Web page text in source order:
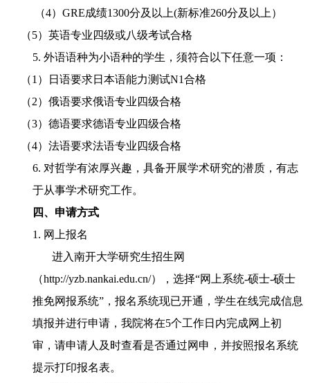
（4）GRE成绩1300分及以上(新标准260分及以上）
（5）英语专业四级或八级考试合格
5. 外语语种为小语种的学生，须符合以下任意一项：
（1）日语要求日本语能力测试N1合格
（2）俄语要求俄语专业四级合格
（3）德语要求德语专业四级合格
（4）法语要求法语专业四级合格
6. 对哲学有浓厚兴趣，具备开展学术研究的潜质，有志
于从事学术研究工作。
四、申请方式
1. 网上报名
进入南开大学研究生招生网
（http://yzb.nankai.edu.cn/），选择“网上系统-硕士-硕士
推免网报系统” ，报名系统现已开通，学生在线完成信息
填报并进行申请，我院将在5个工作日内完成网上初
审，请申请人及时查看是否通过网申，并按照报名系统
提示打印报名表。